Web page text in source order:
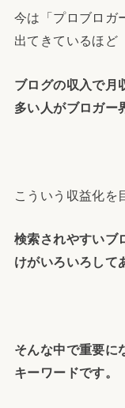
今は「プロブロガ
出てきているほど
ブログの収入で月
多い人がブロガー
こういう収益化を
検索されやすいブ
けがいろいろして
そんな中で重要に
キーワードです。